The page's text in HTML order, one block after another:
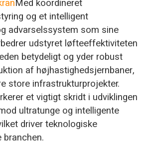
Med koordineret
og et intelligent
advarselssystem som sine
udstyret løfteeffektiviteten
betydeligt og yder robust
af højhastighedsjernbaner,
store infrastrukturprojekter.
et vigtigt skridt i udviklingen
ultratunge og intelligente
driver teknologiske